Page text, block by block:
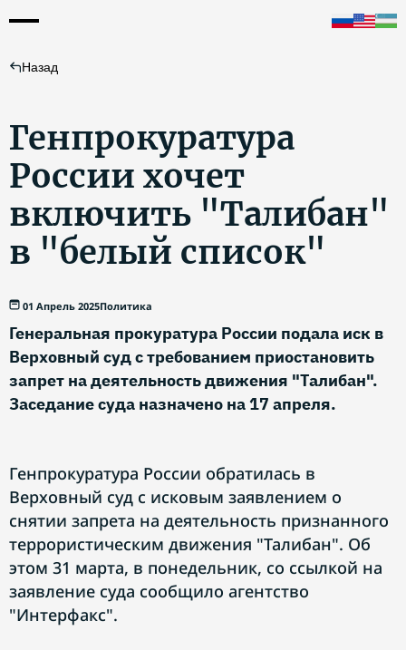
Назад
Генпрокуратура
России хочет
включить "Талибан"
в "белый список"
01 Апрель 2025Политика
Генеральная прокуратура России подала иск в
Верховный суд с требованием приостановить
запрет на деятельность движения "Талибан".
Заседание суда назначено на 17 апреля.
Генпрокуратура России обратилась в
Верховный суд с исковым заявлением о
снятии запрета на деятельность признанного
террористическим движения "Талибан". Об
этом 31 марта, в понедельник, со ссылкой на
заявление суда сообщило агентство
"Интерфакс".